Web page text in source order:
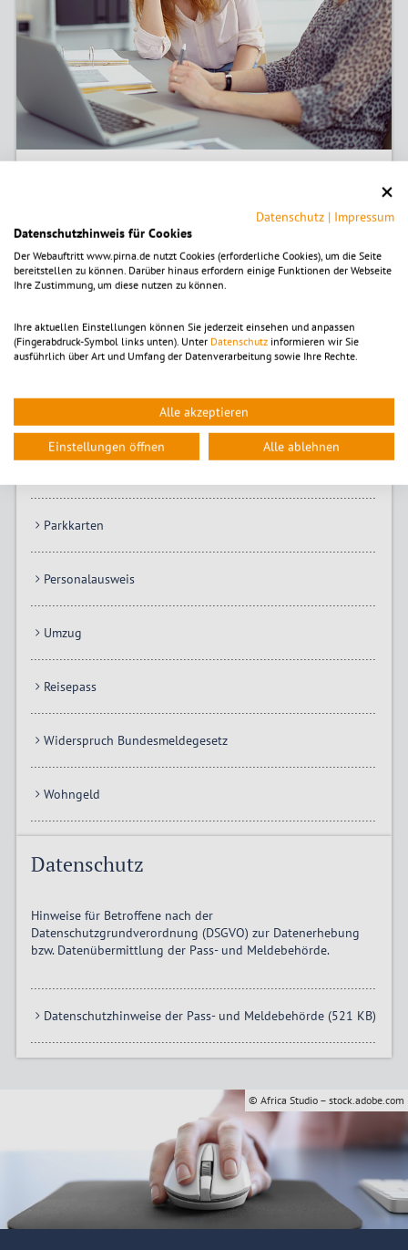
zu häufig gesuchten Anliegen sind unterDienstleistungen A–
Zaufgeführt.
Häufig gesucht
Beglaubigungen
Parkkarten
Personalausweis
Umzug
Reisepass
Widerspruch Bundesmeldegesetz
Wohngeld
Datenschutz
Hinweise für Betroffene nach der
Datenschutzgrundverordnung (DSGVO) zur Datenerhebung
bzw. Datenübermittlung der Pass- und Meldebehörde.
Datenschutzhinweise der Pass- und Meldebehörde (521 KB)
© Africa Studio – stock.adobe.com
Datenschutz | Impressum
Datenschutzhinweis für Cookies
Der Webauftritt www.pirna.de nutzt Cookies (erforderliche Cookies), um die Seite
bereitstellen zu können. Darüber hinaus erfordern einige Funktionen der Webseite
Ihre Zustimmung, um diese nutzen zu können.
Ihre aktuellen Einstellungen können Sie jederzeit einsehen und anpassen
(Fingerabdruck-Symbol links unten). Unter Datenschutz informieren wir Sie
ausführlich über Art und Umfang der Datenverarbeitung sowie Ihre Rechte.
Alle akzeptieren
Einstellungen öffnen Alle ablehnen